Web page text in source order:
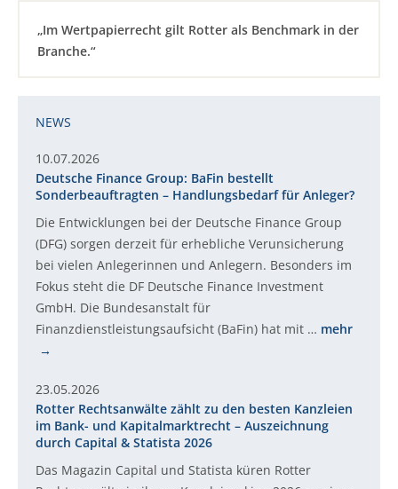
„Im Wertpapierrecht gilt Rotter als Benchmark in der
Branche.“
NEWS
10.07.2026
Deutsche Finance Group: BaFin bestellt
Sonderbeauftragten – Handlungsbedarf für Anleger?
Die Entwicklungen bei der Deutsche Finance Group
(DFG) sorgen derzeit für erhebliche Verunsicherung
bei vielen Anlegerinnen und Anlegern. Besonders im
Fokus steht die DF Deutsche Finance Investment
GmbH. Die Bundesanstalt für
Finanzdienstleistungsaufsicht (BaFin) hat mit … mehr
23.05.2026
Rotter Rechtsanwälte zählt zu den besten Kanzleien
im Bank- und Kapitalmarktrecht – Auszeichnung
durch Capital & Statista 2026
Das Magazin Capital und Statista küren Rotter